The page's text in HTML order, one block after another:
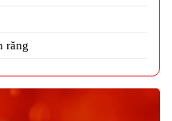
răng